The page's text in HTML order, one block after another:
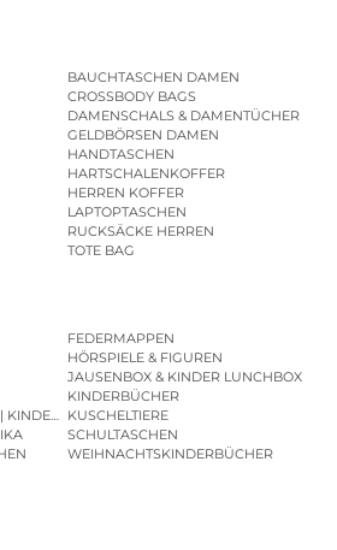
BAUCHTASCHEN DAMEN
CROSSBODY BAGS
DAMENSCHALS & DAMENTÜCHER
GELDBÖRSEN DAMEN
HANDTASCHEN
HARTSCHALENKOFFER
HERREN KOFFER
LAPTOPTASCHEN
RUCKSÄCKE HERREN
TOTE BAG
FEDERMAPPEN
HÖRSPIELE & FIGUREN
JAUSENBOX & KINDER LUNCHBOX
KINDERBÜCHER
KINDERGARTENRUCKSACK | KINDERGARTENBEUTEL
KUSCHELTIERE
SCHULTASCHEN
WEIHNACHTSKINDERBÜCHER